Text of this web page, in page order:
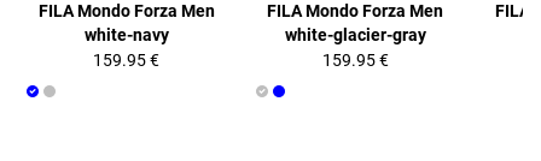
FILA Mondo Forza Men
white-navy
159.95 €
FILA Mondo Forza Men
white-glacier-gray
159.95 €
FILA